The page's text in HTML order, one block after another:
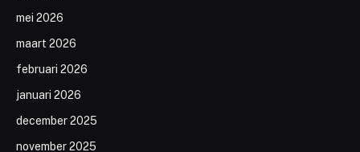
mei 2026
maart 2026
februari 2026
januari 2026
december 2025
november 2025